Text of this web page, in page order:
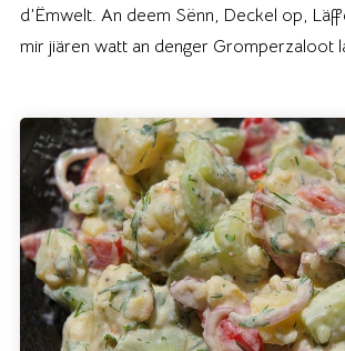
d’Ëmwelt. An deem Sënn, Deckel op,
mir jiären watt an denger Gromperzaloot